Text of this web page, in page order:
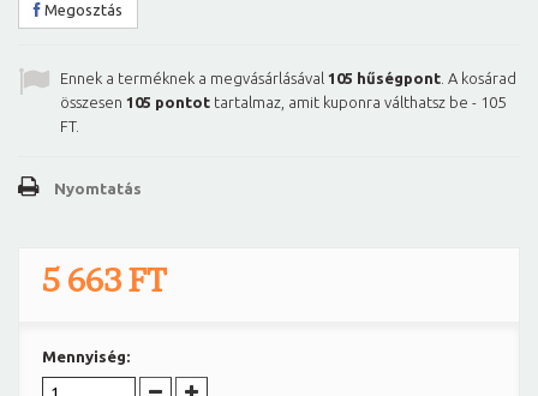
Megosztás
Ennek a terméknek a megvásárlásával 105 hűségpont . A kosárad
összesen 105 pontot tartalmaz, amit kuponra válthatsz be - 105
FT.
Nyomtatás
5 663 FT
Mennyiség: